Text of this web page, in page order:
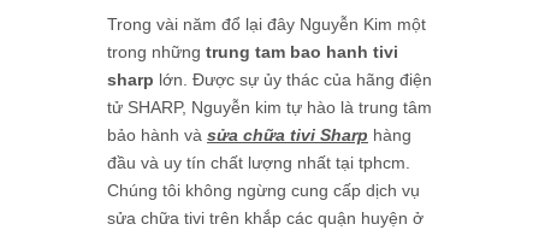
Trong vài năm đổ lại đây Nguyễn Kim một
trong những trung tam bao hanh tivi
sharp lớn. Được sự ủy thác của hãng điện
tử SHARP, Nguyễn kim tự hào là trung tâm
bảo hành và sửa chữa tivi Sharp hàng
đầu và uy tín chất lượng nhất tại tphcm.
Chúng tôi không ngừng cung cấp dịch vụ
sửa chữa tivi trên khắp các quận huyện ở